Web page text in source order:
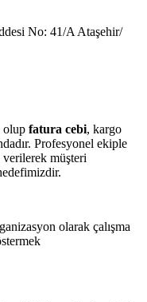
No: 41/A Ataşehir/
olup fatura cebi, kargo
Profesyonel ekiple
verilerek müşteri
olarak çalışma